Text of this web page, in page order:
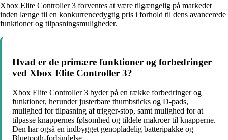
Xbox Elite Controller 3 forventes at være tilgængelig på markedet
inden længe til en konkurrencedygtig pris i forhold til dens avancerede
funktioner og tilpasningsmuligheder.
Hvad er de primære funktioner og forbedringer
ved Xbox Elite Controller 3?
Xbox Elite Controller 3 byder på en række forbedringer og
funktioner, herunder justerbare thumbsticks og D-pads,
mulighed for tilpasning af trigger-stop, samt mulighed for at
tilpasse knappernes følsomhed og tildele makroer til knapperne.
Den har også en indbygget genopladelig batteripakke og